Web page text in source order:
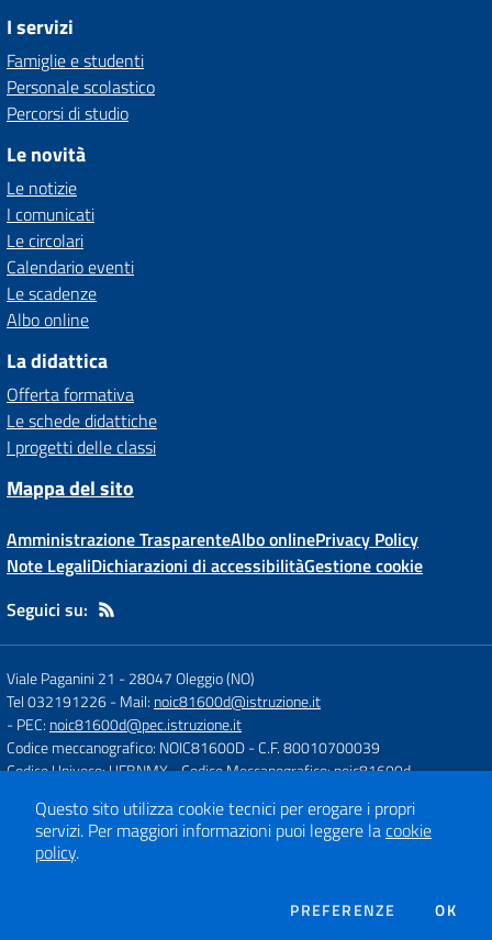
I servizi
Famiglie e studenti
Personale scolastico
Percorsi di studio
Le novità
Le notizie
I comunicati
Le circolari
Calendario eventi
Le scadenze
Albo online
La didattica
Offerta formativa
Le schede didattiche
I progetti delle classi
Mappa del sito
Amministrazione TrasparenteAlbo onlinePrivacy Policy
Note LegaliDichiarazioni di accessibilitàGestione cookie
Seguici su:
Viale Paganini 21 -28047 Oleggio (NO)
Tel 032191226- Mail: noic81600d@istruzione.it
- PEC: noic81600d@pec.istruzione.it
Codice meccanografico: NOIC81600D- C.F. 80010700039
Codice Univoco: UFBNMX- Codice Meccanografico: noic81600d
Concept & Design by
Designers Italia
Questo sito utilizza cookie tecnici per erogare i propri
servizi. Per maggiori informazioni puoi leggere lacookie
policy.
PREFERENZE DEI COOKIE
OK